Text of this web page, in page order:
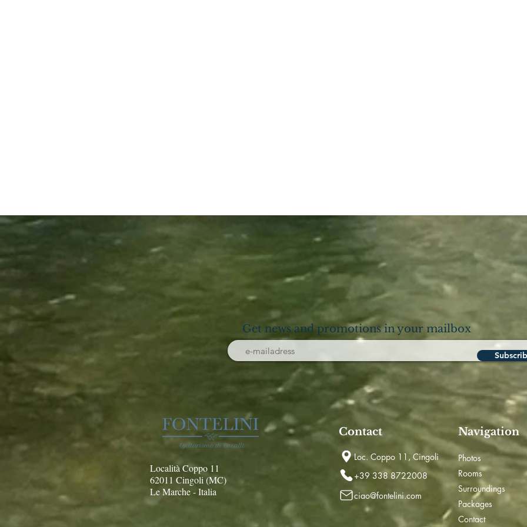
Get news and promotions in your mailbox
Località Coppo 11
62011 Cingoli (MC)
Le Marche - Italia
Contact
Loc. Coppo 11, Cingoli
+39 338 8722008
ciao@fontelini.com
Navigation
Photos
Rooms
Surroundings
Packages
Contact